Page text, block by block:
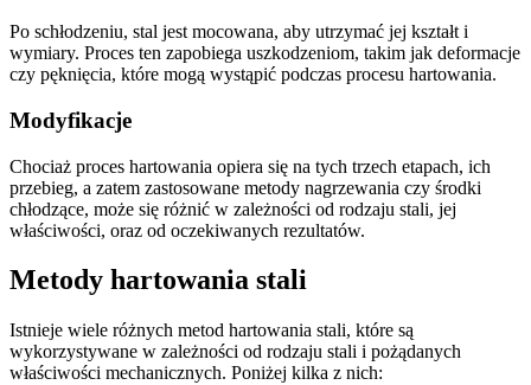
Po schłodzeniu, stal jest mocowana, aby utrzymać jej kształt i
wymiary. Proces ten zapobiega uszkodzeniom, takim jak deformacje
czy pęknięcia, które mogą wystąpić podczas procesu hartowania.
Modyfikacje
Chociaż proces hartowania opiera się na tych trzech etapach, ich
przebieg, a zatem zastosowane metody nagrzewania czy środki
chłodzące, może się różnić w zależności od rodzaju stali, jej
właściwości, oraz od oczekiwanych rezultatów.
Metody hartowania stali
Istnieje wiele różnych metod hartowania stali, które są
wykorzystywane w zależności od rodzaju stali i pożądanych
właściwości mechanicznych. Poniżej kilka z nich: